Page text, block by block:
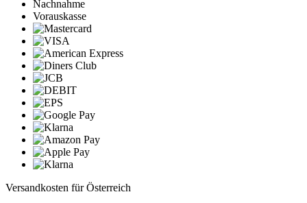
Nachnahme
Vorauskasse
Versandkosten für Österreich